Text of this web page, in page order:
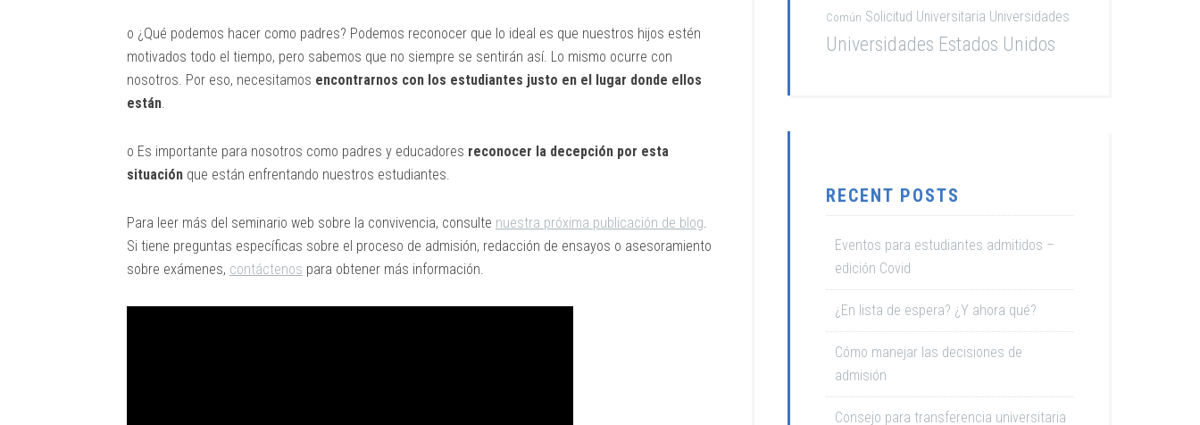
o ¿Qué podemos hacer como padres? Podemos reconocer que lo ideal es que nuestros hijos estén
motivados todo el tiempo, pero sabemos que no siempre se sentirán así. Lo mismo ocurre con
nosotros. Por eso, necesitamos encontrarnos con los estudiantes justo en el lugar donde ellos
están.
o Es importante para nosotros como padres y educadores reconocer la decepción por esta
situación que están enfrentando nuestros estudiantes.
Para leer más del seminario web sobre la convivencia, consulte nuestra próxima publicación de blog.
Si tiene preguntas específicas sobre el proceso de admisión, redacción de ensayos o asesoramiento
sobre exámenes, contáctenos para obtener más información.
Común Solicitud Universitaria Universidades
Universidades Estados Unidos
RECENT POSTS
Eventos para estudiantes admitidos –
edición Covid
¿En lista de espera? ¿Y ahora qué?
Cómo manejar las decisiones de
admisión
Consejo para transferencia universitaria